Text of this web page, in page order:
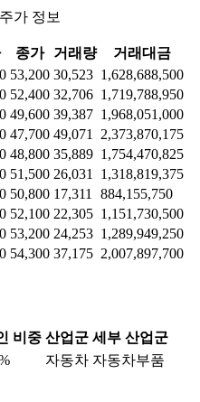
가 정보
종가 거래량
거래대금
53,200 30,523 1,628,688,500
52,400 32,706 1,719,788,950
49,600 39,387 1,968,051,000
47,700 49,071
2,373,870,175
48,800 35,889 1,754,470,825
51,500 26,031
1,318,819,375
50,800 17,311
884,155,750
52,100 22,305 1,151,730,500
53,200 24,253 1,289,949,250
54,300 37,175 2,007,897,700
비중 산업군 세부 산업군
자동차 자동차부품